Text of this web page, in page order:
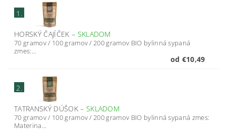
1.
HORSKÝ ČAJÍČEK – SKLADOM
70 gramov / 100 gramov / 200 gramov BIO bylinná sypaná
zmes:...
od €10,49
2.
TATRANSKÝ DÚŠOK– SKLADOM
70 gramov / 100 gramov / 200 gramov BIO bylinná sypaná zmes:
Materina...